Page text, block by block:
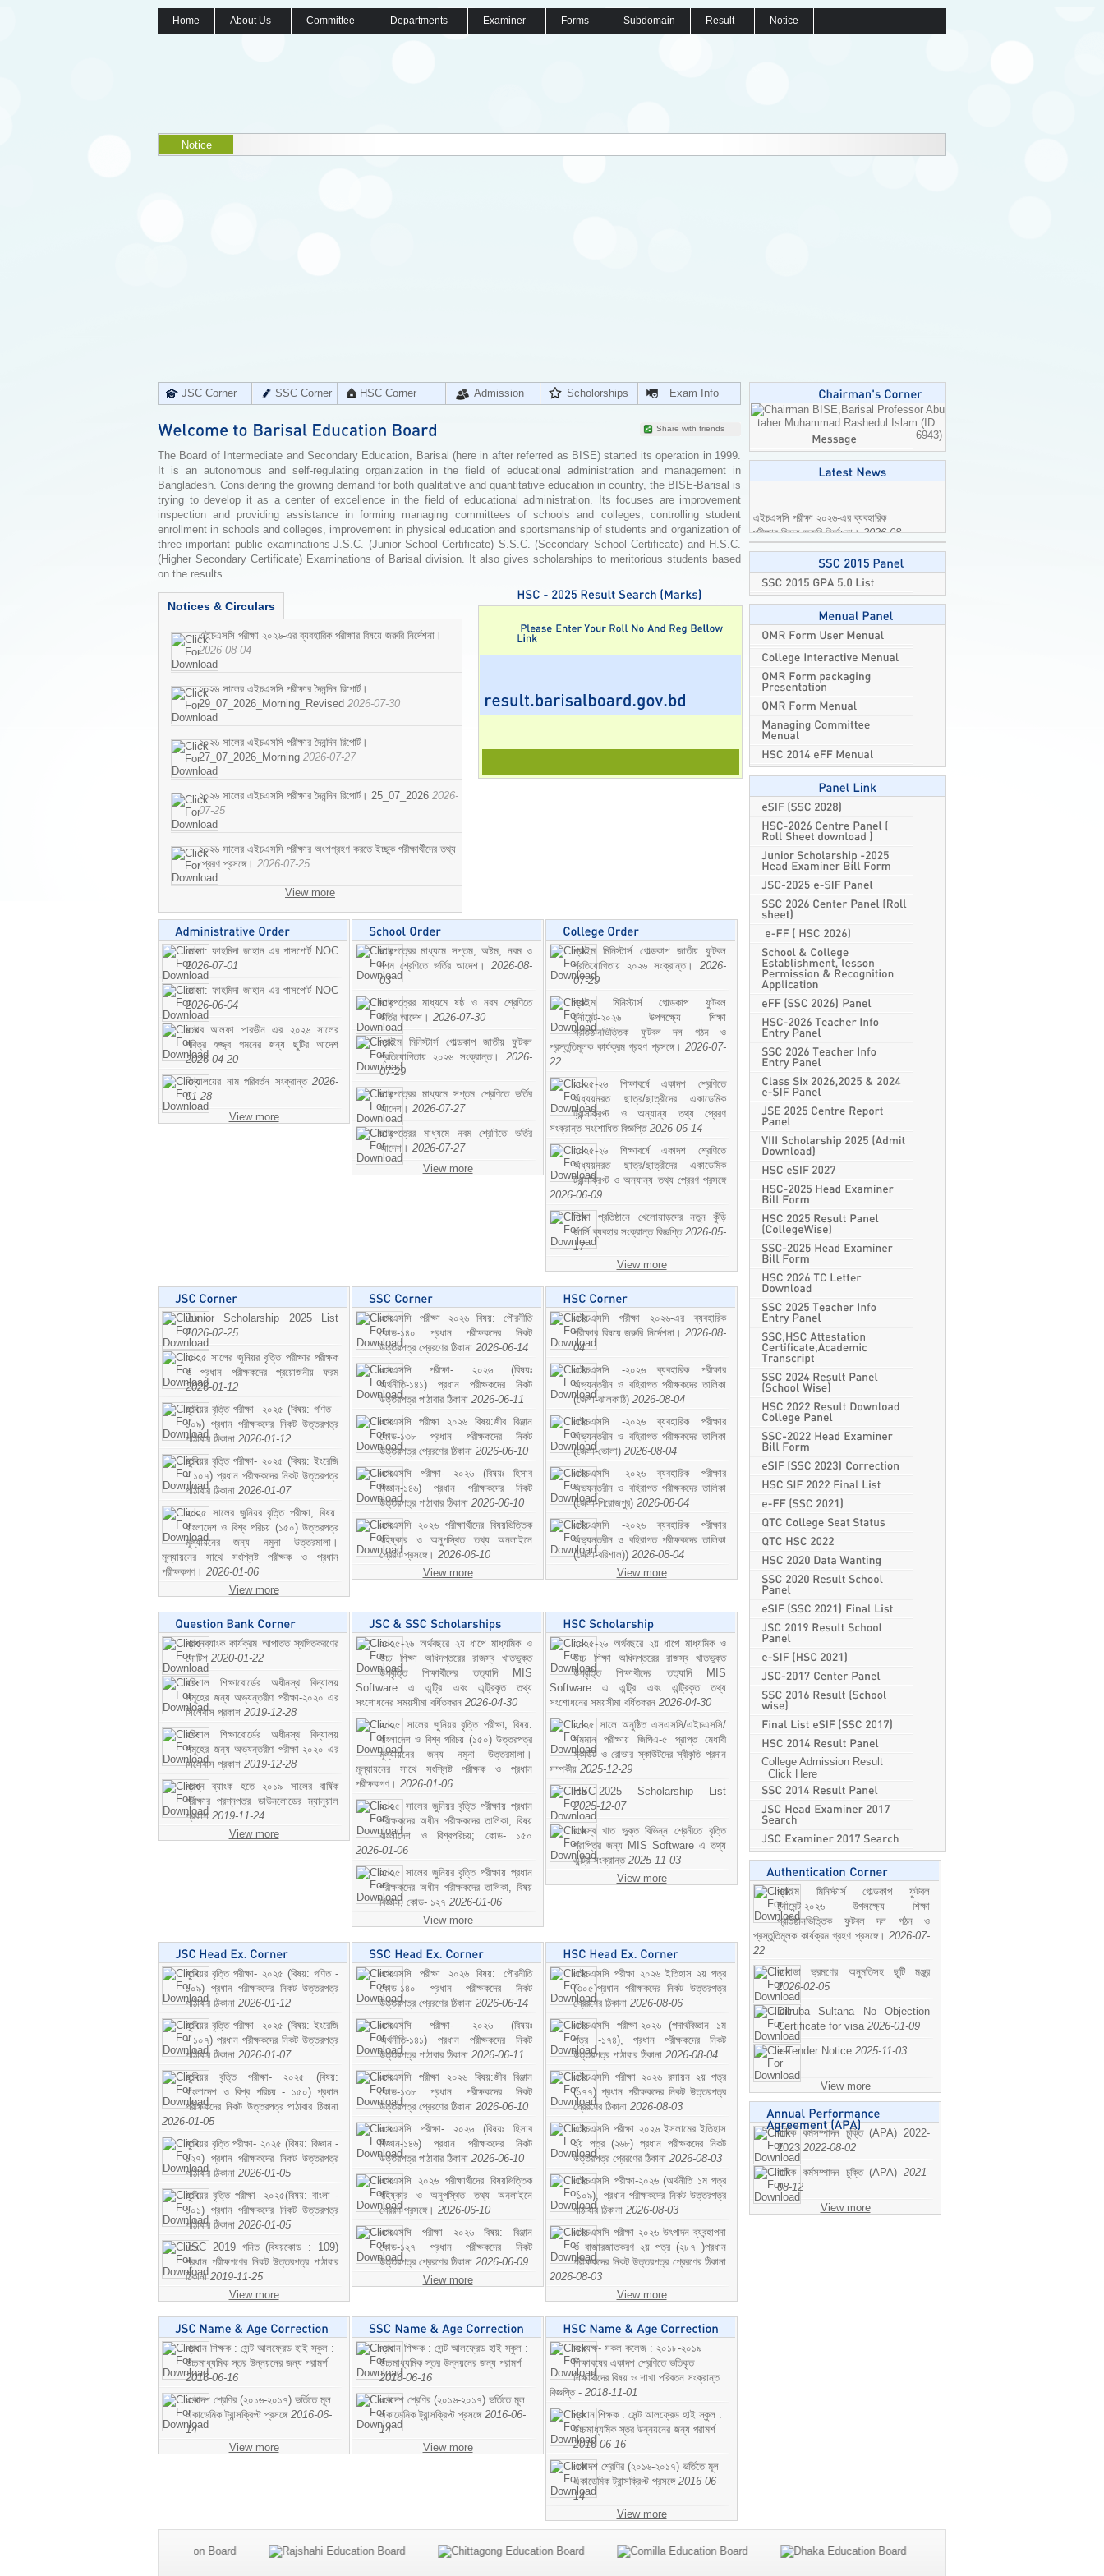
Home About Us Committee Departments Examiner Forms Subdomain Result Notice
Notice
JSC Corner SSC Corner HSC Corner Admission Scholorships Exam Info
Share with friends
The Board of Intermediate and Secondary Education, Barisal (here in after referred as BISE) started its operation in 1999.
It is an autonomous and self-regulating organization in the field of educational administration and management in
Bangladesh. Considering the growing demand for both qualitative and quantitative education in country, the BISE-Barisal is
trying to develop it as a center of excellence in the field of educational administration. Its focuses are improvement
inspection and providing assistance in forming managing committees of schools and colleges, controlling student
enrollment in schools and colleges, improvement in physical education and sportsmanship of students and organization of
three important public examinations-J.S.C. (Junior School Certificate) S.S.C. (Secondary School Certificate) and H.S.C.
(Higher Secondary Certificate) Examinations of Barisal division. It also gives scholarships to meritorious students based
on the results.
Notices & Circulars
এইচএসসি পরীক্ষা ২০২৬-এর ব্যবহারিক পরীক্ষার বিষয়ে জরুরি নির্দেশনা।
2026-08-04
২০২৬ সালের এইচএসসি পরীক্ষার দৈনন্দিন রিপোর্ট।
29_07_2026_Morning_Revised 2026-07-30
২০২৬ সালের এইচএসসি পরীক্ষার দৈনন্দিন রিপোর্ট।
27_07_2026_Morning 2026-07-27
২০২৬ সালের এইচএসসি পরীক্ষার দৈনন্দিন রিপোর্ট। 25_07_2026 2026-
07-25
২০২৬ সালের এইচএসসি পরীক্ষার অংশগ্রহণ করতে ইচ্ছুক পরীক্ষার্থীদের তথ্য
প্রেরণ প্রসঙ্গে। 2026-07-25
View more
মোসা: ফাহমিদা জাহান এর পাসপোর্ট NOC
2026-07-01
মোসা: ফাহমিদা জাহান এর পাসপোর্ট NOC
2026-06-04
জনাব আলফা পারভীন এর ২০২৬ সালের
পবিত্র হজ্জ্ব গমনের জন্য ছুটির আদেশ
2026-04-20
বিদ্যালয়ের নাম পরিবর্তন সংক্রান্ত 2026-
01-28
View more
ছাড়পত্রের মাধ্যমে সপ্তম, অষ্টম, নবম ও
দশম শ্রেণিতে ভর্তির আদেশ। 2026-08-
03
ছাড়পত্রের মাধ্যমে ষষ্ঠ ও নবম শ্রেণিতে
ভর্তির আদেশ। 2026-07-30
প্রাইম মিনিস্টার্স গোল্ডকাপ জাতীয় ফুটবল
প্রতিযোগিতায় ২০২৬ সংক্রান্ত। 2026-
07-29
ছাড়পত্রের মাধ্যমে সপ্তম শ্রেণিতে ভর্তির
আদেশ। 2026-07-27
ছাড়পত্রের মাধ্যমে নবম শ্রেণিতে ভর্তির
আদেশ। 2026-07-27
View more
প্রাইম মিনিস্টার্স গোল্ডকাপ জাতীয় ফুটবল
প্রতিযোগিতায় ২০২৬ সংক্রান্ত। 2026-
07-29
প্রাইম মিনিস্টার্স গোল্ডকাপ ফুটবল
টুর্নামেন্ট-২০২৬ উপলক্ষ্যে শিক্ষা
প্রতিষ্ঠানভিত্তিক ফুটবল দল গঠন ও
প্রস্তুতিমূলক কার্যক্রম গ্রহণ প্রসঙ্গে। 2026-07-
22
২০২৫-২৬ শিক্ষাবর্ষে একাদশ শ্রেণিতে
অধ্যয়নরত ছাত্র/ছাত্রীদের একাডেমিক
ট্রান্সক্রিপ্ট ও অন্যান্য তথ্য প্রেরণ
সংক্রান্ত সংশোধিত বিজ্ঞপ্তি 2026-06-14
২০২৫-২৬ শিক্ষাবর্ষে একাদশ শ্রেণিতে
অধ্যয়নরত ছাত্র/ছাত্রীদের একাডেমিক
ট্রান্সক্রিপ্ট ও অন্যান্য তথ্য প্রেরণ প্রসঙ্গে
2026-06-09
শিক্ষা প্রতিষ্ঠানে খেলোয়াড়দের নতুন কুঁড়ি
জার্সি ব্যবহার সংক্রান্ত বিজ্ঞপ্তি 2026-05-
17
View more
Junior Scholarship 2025 List
2026-02-25
২০২৫ সালের জুনিয়র বৃত্তি পরীক্ষার পরীক্ষক
ও প্রধান পরীক্ষকদের প্রয়োজনীয় ফরম
2026-01-12
জুনিয়র বৃত্তি পরীক্ষা- ২০২৫ (বিষয়: গণিত -
১০৯) প্রধান পরীক্ষকদের নিকট উত্তরপত্র
পাঠাবার ঠিকানা 2026-01-12
জুনিয়র বৃত্তি পরীক্ষা- ২০২৫ (বিষয়: ইংরেজি
- ১০৭) প্রধান পরীক্ষকদের নিকট উত্তরপত্র
পাঠাবার ঠিকানা 2026-01-07
২০২৫ সালের জুনিয়র বৃত্তি পরীক্ষা, বিষয়:
বাংলাদেশ ও বিশ্ব পরিচয় (১৫০) উত্তরপত্র
মূল্যায়নের জন্য নমুনা উত্তরমালা।
মূল্যায়নের সাথে সংশ্লিষ্ট পরীক্ষক ও প্রধান
পরীক্ষকগণ। 2026-01-06
View more
এসএসসি পরীক্ষা ২০২৬ বিষয়: পৌরনীতি
কোড-১৪০ প্রধান পরীক্ষকদের নিকট
উত্তরপত্র প্রেরণের ঠিকানা 2026-06-14
এসএসসি পরীক্ষা- ২০২৬ (বিষয়ঃ
অর্থনীতি-১৪১) প্রধান পরীক্ষকদের নিকট
উত্তরপত্র পাঠাবার ঠিকানা 2026-06-11
এসএসসি পরীক্ষা ২০২৬ বিষয়:জীব বিঞ্জান
কোড-১৩৮ প্রধান পরীক্ষকদের নিকট
উত্তরপত্র প্রেরণের ঠিকানা 2026-06-10
এসএসসি পরীক্ষা- ২০২৬ (বিষয়ঃ হিসাব
বিজ্ঞান-১৪৬) প্রধান পরীক্ষকদের নিকট
উত্তরপত্র পাঠাবার ঠিকানা 2026-06-10
এসএসসি ২০২৬ পরীক্ষার্থীদের বিষয়ভিত্তিক
বহিষ্কার ও অনুপস্থিত তথ্য অনলাইনে
প্রেরণ প্রসঙ্গে। 2026-06-10
View more
এইচএসসি পরীক্ষা ২০২৬-এর ব্যবহারিক
পরীক্ষার বিষয়ে জরুরি নির্দেশনা। 2026-08-
04
এইচএসসি -২০২৬ ব্যবহারিক পরীক্ষার
অভ্যন্তরীন ও বহিরাগত পরীক্ষকদের তালিকা
(জেলা-ঝালকাঠি) 2026-08-04
এইচএসসি -২০২৬ ব্যবহারিক পরীক্ষার
অভ্যন্তরীন ও বহিরাগত পরীক্ষকদের তালিকা
(জেলা-ভোলা) 2026-08-04
এইচএসসি -২০২৬ ব্যবহারিক পরীক্ষার
অভ্যন্তরীন ও বহিরাগত পরীক্ষকদের তালিকা
(জেলা-পিরোজপুর) 2026-08-04
এইচএসসি -২০২৬ ব্যবহারিক পরীক্ষার
অভ্যন্তরীন ও বহিরাগত পরীক্ষকদের তালিকা
(জেলা-বরিশাল)) 2026-08-04
View more
প্রশ্নব্যাংক কার্যক্রম আপাতত স্থগিতকরণের
নোটিশ 2020-01-22
বরিশাল শিক্ষাবোর্ডের অধীনস্থ বিদ্যালয়
সমূহের জন্য অভ্যন্তরীণ পরীক্ষা-২০২০ এর
সিলেবাস প্রকাশ 2019-12-28
বরিশাল শিক্ষাবোর্ডের অধীনস্থ বিদ্যালয়
সমূহের জন্য অভ্যন্তরীণ পরীক্ষা-২০২০ এর
সিলেবাস প্রকাশ 2019-12-28
প্রশ্ন ব্যাংক হতে ২০১৯ সালের বার্ষিক
পরীক্ষার প্রশ্নপত্র ডাউনলোডের ম্যানুয়াল
প্রকাশ 2019-11-24
View more
২০২৫-২৬ অর্থবছরে ২য় ধাপে মাধ্যমিক ও
উচ্চ শিক্ষা অধিদপ্তরের রাজস্ব খাতভুক্ত
উপবৃত্তি শিক্ষার্থীদের তত্যাদি MIS
Software এ এন্ট্রি এবং এন্ট্রিকৃত তথ্য
সংশোধনের সময়সীমা বর্ধিতকরন 2026-04-30
২০২৫ সালের জুনিয়র বৃত্তি পরীক্ষা, বিষয়:
বাংলাদেশ ও বিশ্ব পরিচয় (১৫০) উত্তরপত্র
মূল্যায়নের জন্য নমুনা উত্তরমালা।
মূল্যায়নের সাথে সংশ্লিষ্ট পরীক্ষক ও প্রধান
পরীক্ষকগণ। 2026-01-06
২০২৫ সালের জুনিয়র বৃত্তি পরীক্ষায় প্রধান
পরীক্ষকদের অধীন পরীক্ষকদের তালিকা, বিষয়
বাংলাদেশ ও বিশ্বপরিচয়; কোড- ১৫০
2026-01-06
২০২৫ সালের জুনিয়র বৃত্তি পরীক্ষায় প্রধান
পরীক্ষকদের অধীন পরীক্ষকদের তালিকা, বিষয়
বিজ্ঞান; কোড- ১২৭ 2026-01-06
View more
২০২৫-২৬ অর্থবছরে ২য় ধাপে মাধ্যমিক ও
উচ্চ শিক্ষা অধিদপ্তরের রাজস্ব খাতভুক্ত
উপবৃত্তি শিক্ষার্থীদের তত্যাদি MIS
Software এ এন্ট্রি এবং এন্ট্রিকৃত তথ্য
সংশোধনের সময়সীমা বর্ধিতকরন 2026-04-30
২০২৫ সালে অনুষ্ঠিত এসএসসি/এইচএসসি/
সমমান পরীক্ষায় জিপিএ-৫ প্রাপ্ত মেধাবী
স্কাউট ও রোভার স্কাউটদের স্বীকৃতি প্রদান
সম্পর্কীয় 2025-12-29
HSC-2025 Scholarship List
2025-12-07
রাজস্ব খাত ভুক্ত বিভিন্ন শ্রেনীতে বৃত্তি
প্রাপ্তির জন্য MIS Software এ তথ্য
এন্ট্রি সংক্রান্ত 2025-11-03
View more
জুনিয়র বৃত্তি পরীক্ষা- ২০২৫ (বিষয়: গণিত -
১০৯) প্রধান পরীক্ষকদের নিকট উত্তরপত্র
পাঠাবার ঠিকানা 2026-01-12
জুনিয়র বৃত্তি পরীক্ষা- ২০২৫ (বিষয়: ইংরেজি
- ১০৭) প্রধান পরীক্ষকদের নিকট উত্তরপত্র
পাঠাবার ঠিকানা 2026-01-07
জুনিয়র বৃত্তি পরীক্ষা- ২০২৫ (বিষয়:
বাংলাদেশ ও বিশ্ব পরিচয় - ১৫০) প্রধান
পরীক্ষকদের নিকট উত্তরপত্র পাঠাবার ঠিকানা
2026-01-05
জুনিয়র বৃত্তি পরীক্ষা- ২০২৫ (বিষয়: বিজ্ঞান -
১২৭) প্রধান পরীক্ষকদের নিকট উত্তরপত্র
পাঠাবার ঠিকানা 2026-01-05
জুনিয়র বৃত্তি পরীক্ষা- ২০২৫(বিষয়: বাংলা -
১০১) প্রধান পরীক্ষকদের নিকট উত্তরপত্র
পাঠাবার ঠিকানা 2026-01-05
JSC 2019 গনিত (বিষয়কোড : 109)
প্রধান পরীক্ষগণের নিকট উত্তরপত্র পাঠাবার
ঠিকানা2019-11-25
View more
এসএসসি পরীক্ষা ২০২৬ বিষয়: পৌরনীতি
কোড-১৪০ প্রধান পরীক্ষকদের নিকট
উত্তরপত্র প্রেরণের ঠিকানা 2026-06-14
এসএসসি পরীক্ষা- ২০২৬ (বিষয়ঃ
অর্থনীতি-১৪১) প্রধান পরীক্ষকদের নিকট
উত্তরপত্র পাঠাবার ঠিকানা 2026-06-11
এসএসসি পরীক্ষা ২০২৬ বিষয়:জীব বিঞ্জান
কোড-১৩৮ প্রধান পরীক্ষকদের নিকট
উত্তরপত্র প্রেরণের ঠিকানা 2026-06-10
এসএসসি পরীক্ষা- ২০২৬ (বিষয়ঃ হিসাব
বিজ্ঞান-১৪৬) প্রধান পরীক্ষকদের নিকট
উত্তরপত্র পাঠাবার ঠিকানা 2026-06-10
এসএসসি ২০২৬ পরীক্ষার্থীদের বিষয়ভিত্তিক
বহিষ্কার ও অনুপস্থিত তথ্য অনলাইনে
প্রেরণ প্রসঙ্গে। 2026-06-10
এসএসসি পরীক্ষা ২০২৬ বিষয়: বিঞ্জান
কোড-১২৭ প্রধান পরীক্ষকদের নিকট
উত্তরপত্র প্রেরণের ঠিকানা 2026-06-09
View more
এইচএসসি পরীক্ষা ২০২৬ ইতিহাস ২য় পত্র
(৩০৫)প্রধান পরীক্ষকদের নিকট উত্তরপত্র
প্রেরণের ঠিকানা 2026-08-06
এইচএসসি পরীক্ষা-২০২৬ (পদার্থবিজ্ঞান ১ম
পত্র -১৭৪), প্রধান পরীক্ষকদের নিকট
উত্তরপত্র পাঠাবার ঠিকানা 2026-08-04
এইচএসসি পরীক্ষা ২০২৬ রসায়ন ২য় পত্র
(১৭৭) প্রধান পরীক্ষকদের নিকট উত্তরপত্র
প্রেরণের ঠিকানা 2026-08-03
এইচএসসি পরীক্ষা ২০২৬ ইসলামের ইতিহাস
২য় পত্র (২৬৮) প্রধান পরীক্ষকদের নিকট
উত্তরপত্র প্রেরণের ঠিকানা 2026-08-03
এইচএসসি পরীক্ষা-২০২৬ (অর্থনীতি ১ম পত্র
-১০৯), প্রধান পরীক্ষকদের নিকট উত্তরপত্র
পাঠাবার ঠিকানা 2026-08-03
এইচএসসি পরীক্ষা ২০২৬ উৎপাদন ব্যবন্হাপনা
ও বাজারজাতকরণ ২য় পত্র (২৮৭ )প্রধান
পরীক্ষকদের নিকট উত্তরপত্র প্রেরণের ঠিকানা
2026-08-03
View more
প্রধান শিক্ষক : সেন্ট আলফ্রেড হাই স্কুল :
উচ্চমাধ্যমিক স্তর উন্নয়নের জন্য পরামর্শ
2016-06-16
একাদশ শ্রেণির (২০১৬-২০১৭) ভর্তিতে মূল
একাডেমিক ট্রান্সক্রিপ্ট প্রসঙ্গে 2016-06-
14
View more
প্রধান শিক্ষক : সেন্ট আলফ্রেড হাই স্কুল :
উচ্চমাধ্যমিক স্তর উন্নয়নের জন্য পরামর্শ
2016-06-16
একাদশ শ্রেণির (২০১৬-২০১৭) ভর্তিতে মূল
একাডেমিক ট্রান্সক্রিপ্ট প্রসঙ্গে 2016-06-
14
View more
অধ্যক্ষ- সকল কলেজ : ২০১৮-২০১৯
শিক্ষাবষের একাদশ শ্রেণিতে ভতিকৃত
শিক্ষাথীদের বিষয় ও শাখা পরিবতন সংক্রান্ত
বিজ্ঞপ্তি - 2018-11-01
প্রধান শিক্ষক : সেন্ট আলফ্রেড হাই স্কুল :
উচ্চমাধ্যমিক স্তর উন্নয়নের জন্য পরামর্শ
2016-06-16
একাদশ শ্রেণির (২০১৬-২০১৭) ভর্তিতে মূল
একাডেমিক ট্রান্সক্রিপ্ট প্রসঙ্গে 2016-06-
14
View more
Professor Abu
taher Muhammad Rashedul Islam (ID.
6943)
পরীক্ষার বিষয়ে জরুরি নির্দেশনা।2026-08-
04
College Admission Result
Click Here
প্রাইম মিনিস্টার্স গোল্ডকাপ ফুটবল
টুর্নামেন্ট-২০২৬ উপলক্ষ্যে শিক্ষা
প্রতিষ্ঠানভিত্তিক ফুটবল দল গঠন ও
প্রস্তুতিমূলক কার্যক্রম গ্রহণ প্রসঙ্গে। 2026-07-
22
কানাডা ভ্রমণের অনুমতিসহ ছুটি মঞ্জুর
2026-02-05
Dilruba Sultana No Objection
Certificate for visa 2026-01-09
e-Tender Notice 2025-11-03
View more
বাষিক কর্মসম্পাদন চুক্তি (APA) 2022-
2023 2022-08-02
বাষিক কর্মসম্পাদন চুক্তি (APA) 2021-
08-12
View more